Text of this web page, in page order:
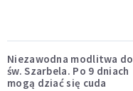
Niezawodna modlitwa do
św. Szarbela. Po 9 dniach
mogą dziać się cuda